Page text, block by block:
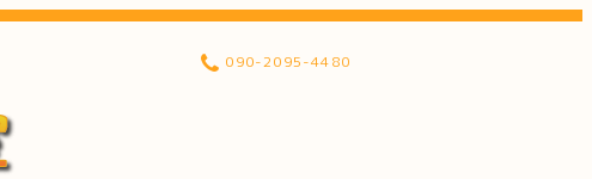
090-2095-4480